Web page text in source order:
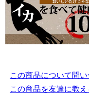
この商品について問
この商品を友達に教え